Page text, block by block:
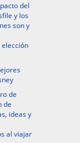
del
y los
son y
de
de
ideas y
al viajar